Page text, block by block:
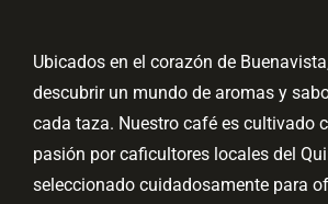
Ubicados en el corazón de
descubrir un mundo de aromas y
cada taza. Nuestro café es cultivado
pasión por caficultores locales del
seleccionado cuidadosamente para